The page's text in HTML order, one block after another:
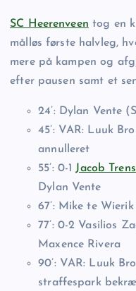
SC Heerenveen tog en
målløs første halvleg,
mere på kampen og
efter pausen samt et
24’: Dylan Vente
45’: VAR: Luuk
annulleret
55’: 0-1Jacob
Dylan Vente
67’: Mike te
77’: 0-2 Vasilios
Maxence Rivera
90’: VAR: Luuk
straffespark